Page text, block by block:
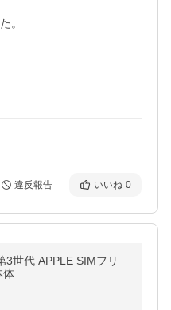
。
違反報告 いいね 0
SIMフリ
体